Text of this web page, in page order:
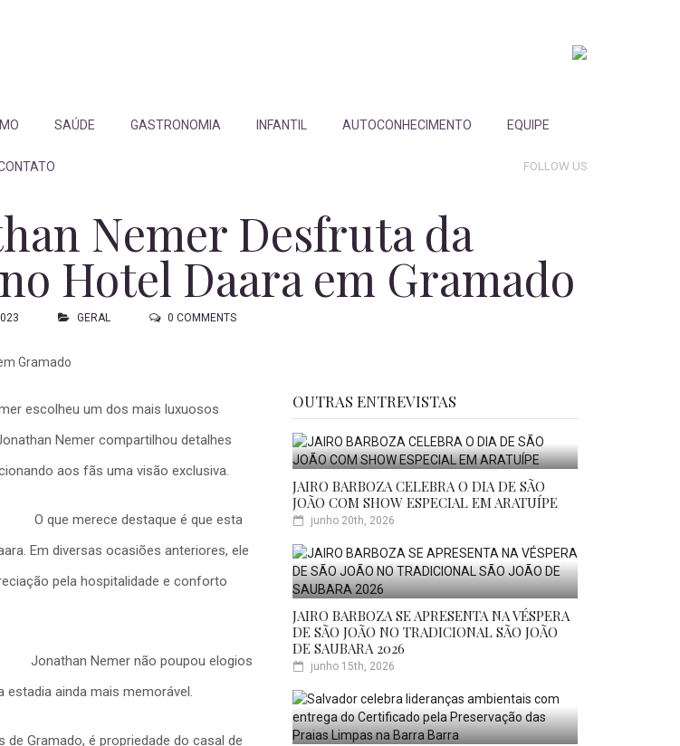
SAÚDE GASTRONOMIA INFANTIL AUTOCONHECIMENTO EQUIPE
FOLLOW US
Nemer Desfruta da
Hotel Daara em Gramado
GERAL 0 COMMENTS
OUTRAS ENTREVISTAS
JAIRO BARBOZA CELEBRA O DIA DE SÃO
JOÃO COM SHOW ESPECIAL EM ARATUÍPE
junho 20th, 2026
JAIRO BARBOZA SE APRESENTA NA VÉSPERA
DE SÃO JOÃO NO TRADICIONAL SÃO JOÃO
DE SAUBARA 2026
junho 15th, 2026
escolheu um dos mais luxuosos
Nemer compartilhou detalhes
aos fãs uma visão exclusiva.
O que merece destaque é que esta
Em diversas ocasiões anteriores, ele
pela hospitalidade e conforto
Jonathan Nemer não poupou elogios
ainda mais memorável.
Gramado, é propriedade do casal de